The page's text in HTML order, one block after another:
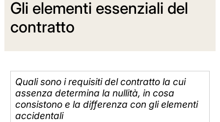
Gli elementi essenziali del
contratto
Quali sono i requisiti del contratto la cui
assenza determina la nullità, in cosa
consistono e la differenza con gli elementi
accidentali